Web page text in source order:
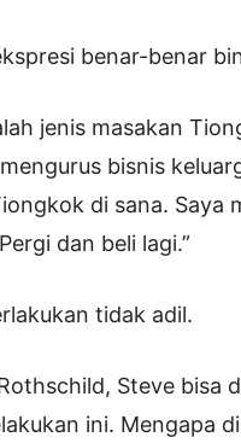
benar-benar
jenis masakan
bisnis
di sana. Saya
dan beli lagi.”
tidak adil.
Steve bisa
ini. Mengapa